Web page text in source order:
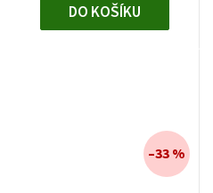
DO KOŠÍKU
–33 %